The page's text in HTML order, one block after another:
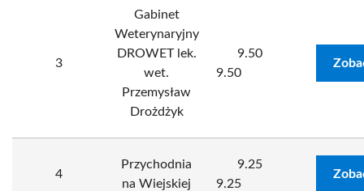
3
Gabinet
Weterynaryjny
DROWET lek.
wet.
Przemysław
Drożdżyk
9.50
9.50
4
Przychodnia
na Wiejskiej
9.25
9.25